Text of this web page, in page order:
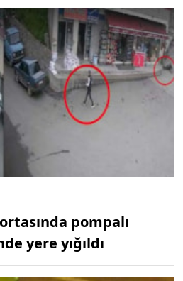
pompalı
yere yığıldı